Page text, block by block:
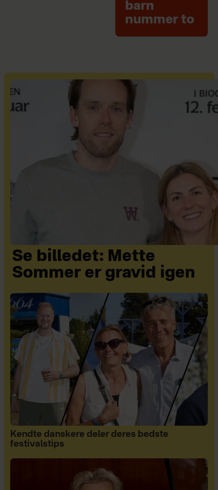
barn
nummer to
Se billedet: Mette
Sommer er gravid igen
Kendte danskere deler deres bedste
festivalstips